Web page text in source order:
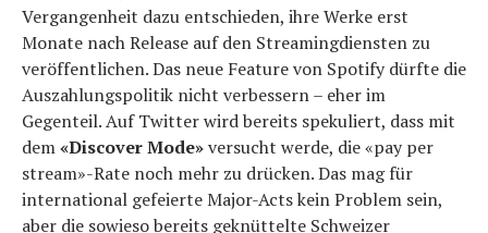
Vergangenheit dazu entschieden, ihre Werke erst
Monate nach Release auf den Streamingdiensten zu
veröffentlichen. Das neue Feature von Spotify dürfte die
Auszahlungspolitik nicht verbessern – eher im
Gegenteil. Auf Twitter wird bereits spekuliert, dass mit
dem«Discover Mode»versucht werde, die «pay per
stream»-Rate noch mehr zu drücken. Das mag für
international gefeierte Major-Acts kein Problem sein,
aber die sowieso bereits geknüttelte Schweizer